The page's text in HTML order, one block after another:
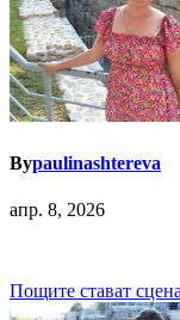
Bypaulinashtereva
апр. 8, 2026
Навигация
Пощите стават